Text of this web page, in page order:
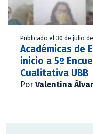
Publicado el 30 de julio
Académicas de
inicio a 5º
Cualitativa UBB
Por Valentina